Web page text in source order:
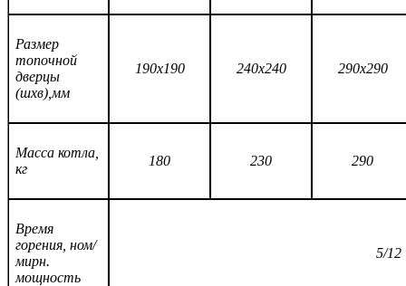
Размер
топочной
дверцы
(шхв),мм
190х190 240х240 290х290
Масса котла,
кг
180 230 290
Время
горения, ном/
мирн.
мощность
5/12